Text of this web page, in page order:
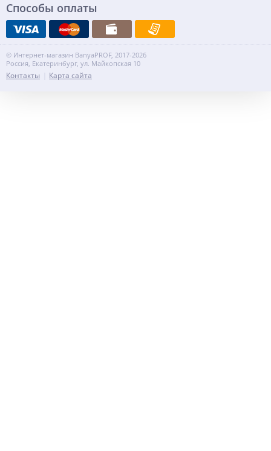
Способы оплаты
© Интернет-магазин BanyaPROF, 2017-2026
Россия, Екатеринбург, ул. Майкопская 10
Контакты Карта сайта